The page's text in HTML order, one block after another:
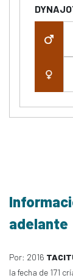
adelante
Por: 2016
la fecha de 171